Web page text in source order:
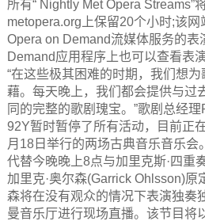
所有“ Nightly Met Opera Streams”
metopera.org上保留20个小时;该
Opera on Demand流媒体服务的表
Demand应用程序上也可以查看表演
“在这些极其困难的时期，我们想
藉。每天晚上，我们都会提供与过
同的完整的歌剧瑰宝。”歌剧总经理
92Y暂时暂停了所有活动，目前正
月18日举行的两场古典音乐音乐会。
代替今晚晚上8点与加里克斯·四重
加里克·奥尔森(Garrick Ohlsson)原
森将在没有观众的情况下表演独奏
曼音乐厅进行现场直播。该节目将